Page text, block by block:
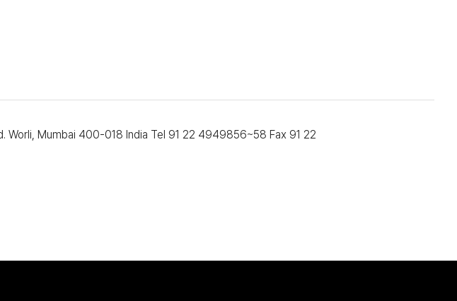
Worli, Mumbai 400-018 India Tel 91 22 4949856~58 Fax 91 22